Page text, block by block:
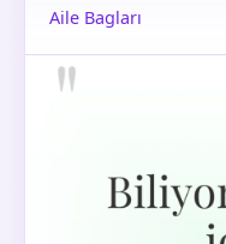
Aile Bagları